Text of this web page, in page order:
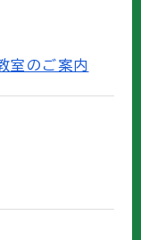
室のご案内